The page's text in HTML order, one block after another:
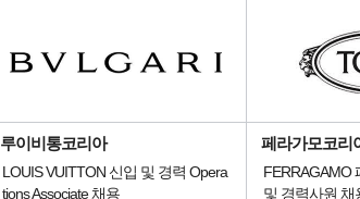
루이비통코리아
LOUIS VUITTON 신입 및 경력 Opera
tions Associate 채용
페라가모코리
FERRAGAMO
및 경력사원 채